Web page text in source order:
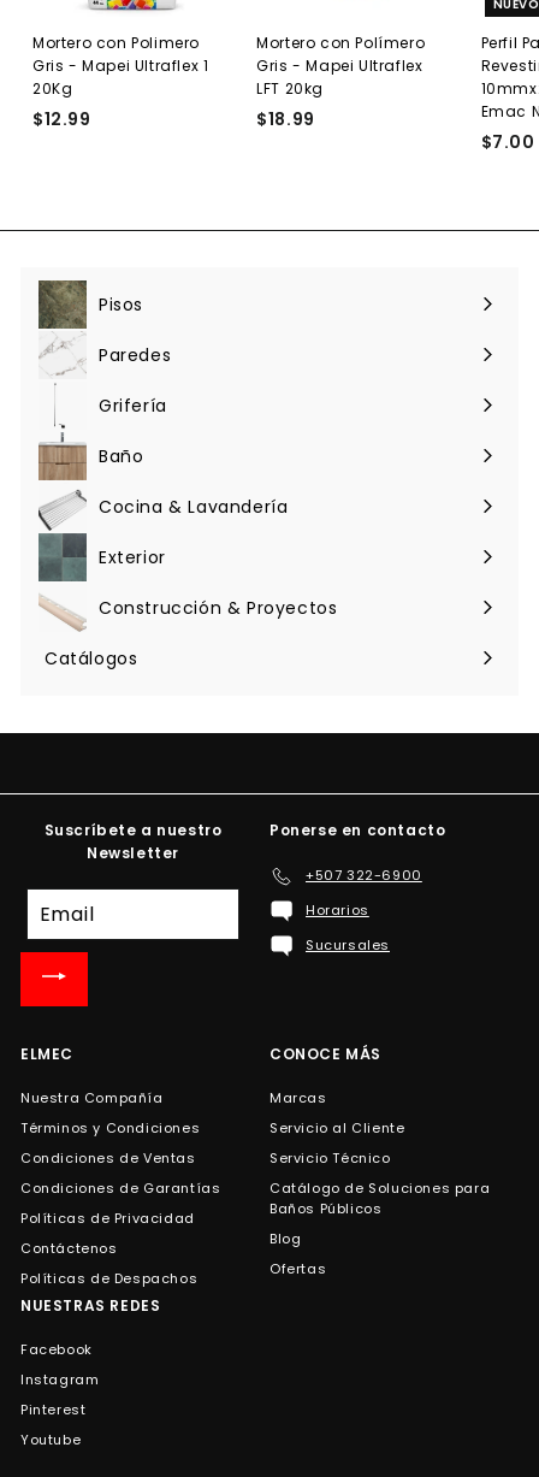
Mortero con Polimero
Gris - Mapei Ultraflex 1
20Kg
$12.99
9
Mortero con Polímero
Gris - Mapei Ultraflex
LFT 20kg
$18.99
9
NUEVO
Perfil
Emac
$7.00
Pisos
Expandir
menú Paredes
Expandir
Grifería
Expandir
menú Baño
Expandir
menú Cocina & Lavandería
Expandir
Exterior
Expandir
menú Construcción & Proyectos
Expandir
menú
Catálogos
Suscríbete a nuestro
Newsletter
nuestra
lista
Ponerse en contacto
+507 322-6900
Horarios
Sucursales
ELMEC
Nuestra Compañía
Términos y Condiciones
Condiciones de Ventas
Condiciones de Garantías
Políticas de Privacidad
Contáctenos
Políticas de Despachos
CONOCE MÁS
Marcas
Servicio al Cliente
Servicio Técnico
Catálogo de Soluciones para
Baños Públicos
Blog
Ofertas
NUESTRAS REDES
Facebook
Instagram
Pinterest
Youtube